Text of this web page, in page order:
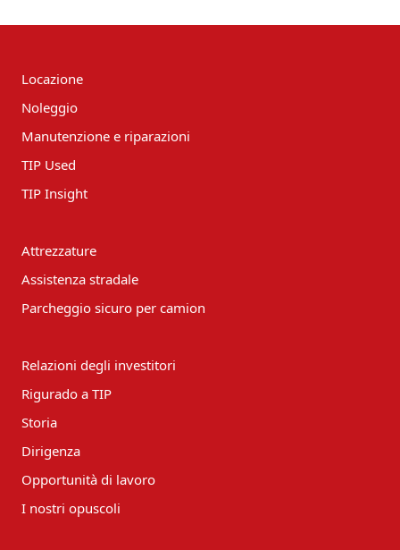
Locazione
Noleggio
Manutenzione e riparazioni
TIP Used
TIP Insight
Attrezzature
Assistenza stradale
Parcheggio sicuro per camion
Relazioni degli investitori
Rigurado a TIP
Storia
Dirigenza
Opportunità di lavoro
I nostri opuscoli